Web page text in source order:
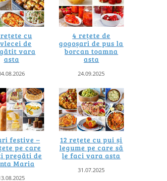
rețete cu
de
vara
asta
4 rețete de
gogoșari de pus la
borcan toamna
asta
24.09.2025
festive –
pe care
pregăti de
Maria
12 rețete cu pui și
legume pe care să
le faci vara asta
31.07.2025